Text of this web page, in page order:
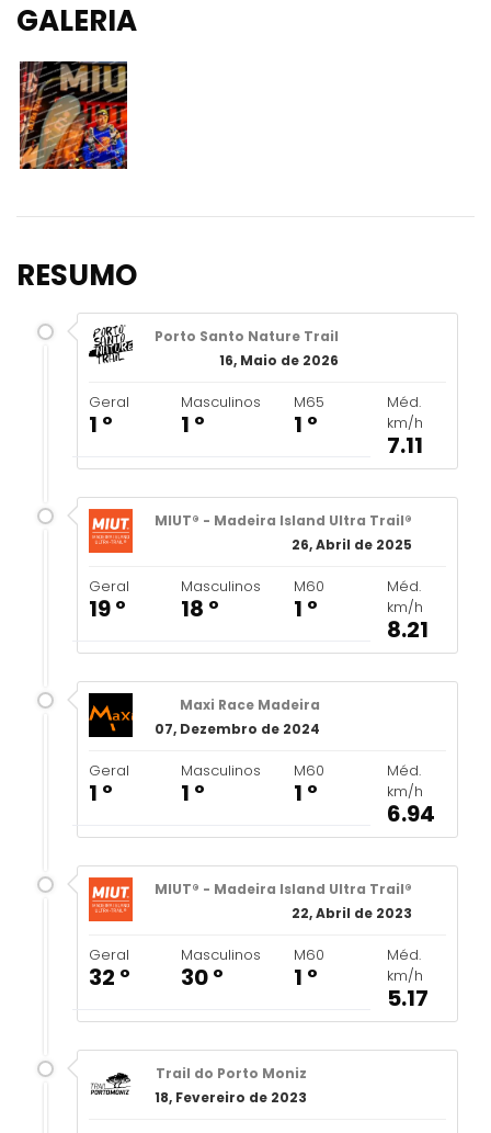
GALERIA
RESUMO
Porto Santo Nature Trail
16, Maio de 2026
Geral
1 º
Masculinos
1 º
M65
1 º
Méd.
km/h
7.11
MIUT® - Madeira Island Ultra Trail®
26, Abril de 2025
Geral
19 º
Masculinos
18 º
M60
1 º
Méd.
km/h
8.21
Maxi Race Madeira
07, Dezembro de 2024
Geral
1 º
Masculinos
1 º
M60
1 º
Méd.
km/h
6.94
MIUT® - Madeira Island Ultra Trail®
22, Abril de 2023
Geral
32 º
Masculinos
30 º
M60
1 º
Méd.
km/h
5.17
Trail do Porto Moniz
18, Fevereiro de 2023